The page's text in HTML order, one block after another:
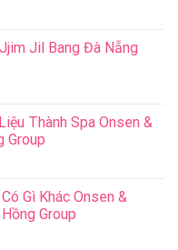
Jil Bang Đà Nẵng
Thành Spa Onsen &
Group
Gì Khác Onsen &
Group